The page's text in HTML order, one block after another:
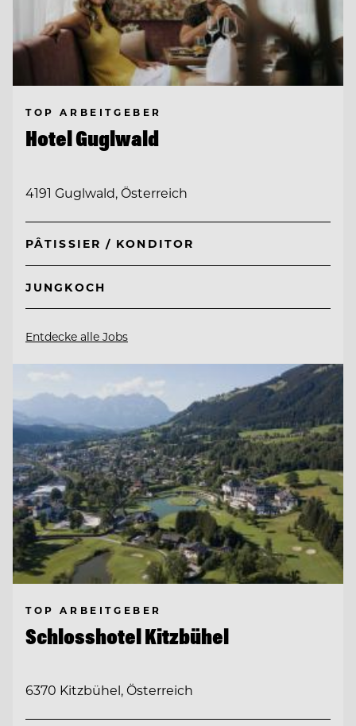
TOP ARBEITGEBER
Hotel Guglwald
4191 Guglwald, Österreich
PÂTISSIER / KONDITOR
JUNGKOCH
Entdecke alle Jobs
TOP ARBEITGEBER
Schlosshotel Kitzbühel
6370 Kitzbühel, Österreich